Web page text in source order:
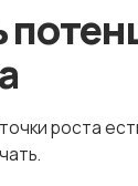
роста